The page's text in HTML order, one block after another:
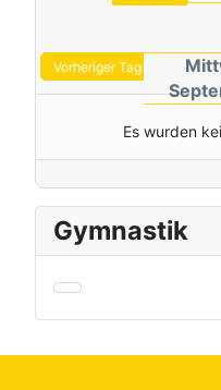
Vorheriger Tag
Es wurden
Gymnastik